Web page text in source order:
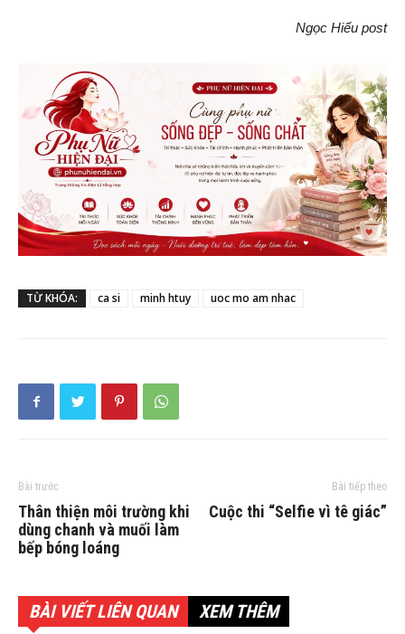
Ngọc Hiếu post
TỪ KHÓA: ca si minh htuy uoc mo am nhac
Bài trước
Thân thiện môi trường khi
dùng chanh và muối làm
bếp bóng loáng
Bài tiếp theo
Cuộc thi “Selfie vì tê giác”
BÀI VIẾT LIÊN QUAN XEM THÊM